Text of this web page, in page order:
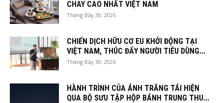
CHAY CAO NHẤT VIỆT NAM
Tháng Bảy 30, 2026
CHIẾN DỊCH HỮU CƠ EU KHỞI ĐỘNG TẠI
VIỆT NAM, THÚC ĐẨY NGƯỜI TIÊU DÙNG...
Tháng Bảy 30, 2026
HÀNH TRÌNH CỦA ÁNH TRĂNG TÁI HIỆN
QUA BỘ SƯU TẬP HỘP BÁNH TRUNG THU...